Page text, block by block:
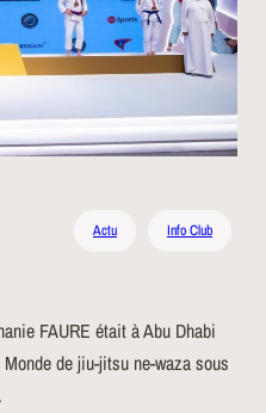
Actu Info Club
FAURE était à Abu Dhabi
de jiu-jitsu ne-waza sous